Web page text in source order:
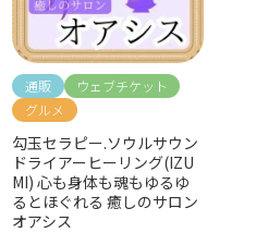
通販
ウェブチケット
グルメ
勾玉セラピー.ソウルサウン
ドライアーヒーリング(IZU
MI) 心も身体も魂もゆるゆ
るとほぐれる 癒しのサロン
オアシス